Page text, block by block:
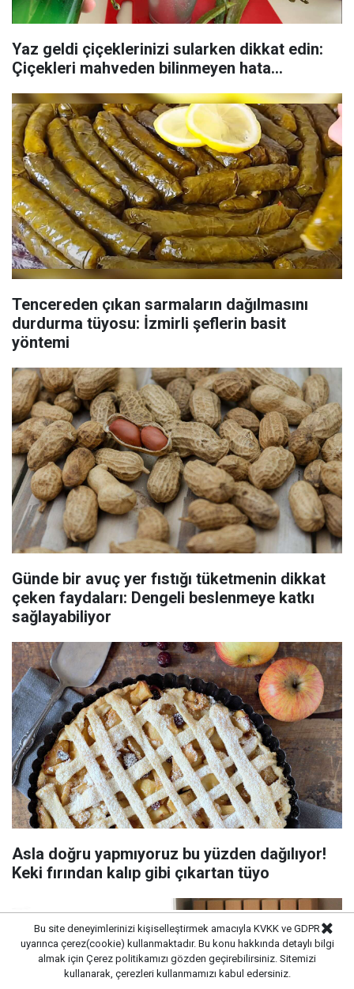
Yaz geldi çiçeklerinizi sularken dikkat edin:
Çiçekleri mahveden bilinmeyen hata...
Tencereden çıkan sarmaların dağılmasını
durdurma tüyosu: İzmirli şeflerin basit
yöntemi
Günde bir avuç yer fıstığı tüketmenin dikkat
çeken faydaları: Dengeli beslenmeye katkı
sağlayabiliyor
Asla doğru yapmıyoruz bu yüzden dağılıyor!
Keki fırından kalıp gibi çıkartan tüyo
Bu site deneyimlerinizi kişiselleştirmek amacıyla KVKK ve GDPR
uyarınca çerez(cookie) kullanmaktadır. Bu konu hakkında detaylı bilgi
almak için Çerez politikamızı gözden geçirebilirsiniz. Sitemizi
kullanarak, çerezleri kullanmamızı kabul edersiniz.